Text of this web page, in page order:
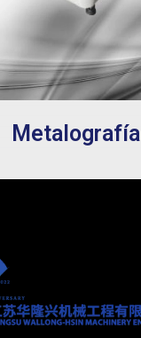
Metalografía